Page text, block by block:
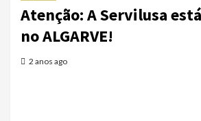
Atenção: A Servilusa
no ALGARVE!
2 anos ago